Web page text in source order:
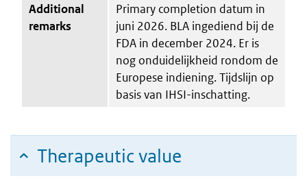
Additional
remarks
Primary completion datum in
juni 2026. BLA ingediend bij de
FDA in december 2024. Er is
nog onduidelijkheid rondom de
Europese indiening. Tijdslijn op
basis van IHSI-inschatting.
Therapeutic value